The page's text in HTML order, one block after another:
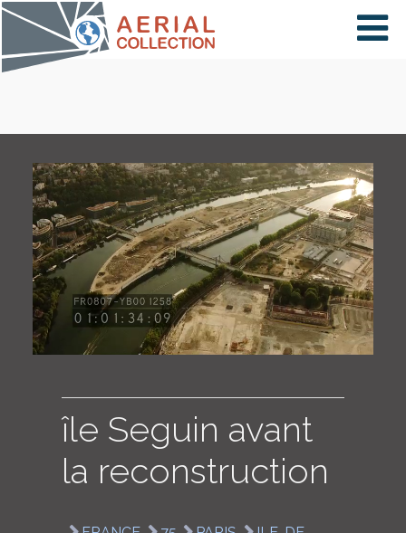
×
PAYS
CARTE
COLLECTIONS
LOGIN
ENGLISH
île Seguin avant
la reconstruction